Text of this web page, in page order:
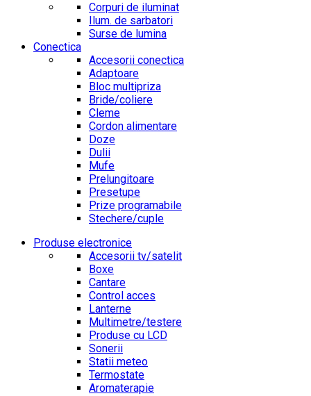
Corpuri de iluminat
Ilum. de sarbatori
Surse de lumina
Conectica
Accesorii conectica
Adaptoare
Bloc multipriza
Bride/coliere
Cleme
Cordon alimentare
Doze
Dulii
Mufe
Prelungitoare
Presetupe
Prize programabile
Stechere/cuple
Produse electronice
Accesorii tv/satelit
Boxe
Cantare
Control acces
Lanterne
Multimetre/testere
Produse cu LCD
Sonerii
Statii meteo
Termostate
Aromaterapie